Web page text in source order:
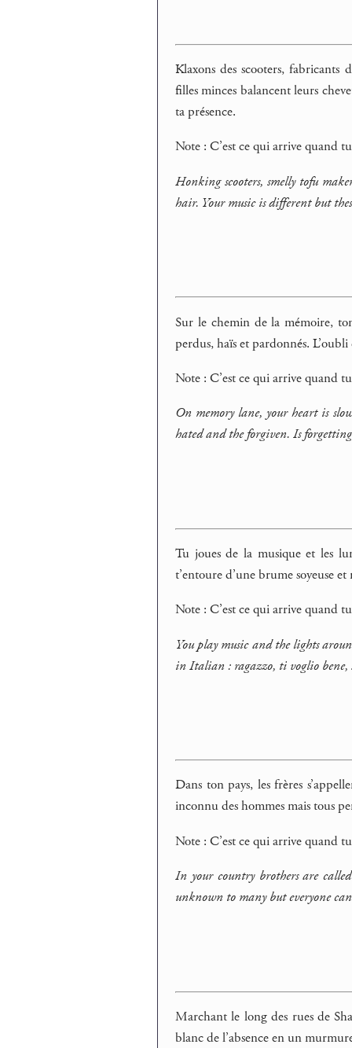
Klaxons des scooters,
filles minces balancent leurs
ta présence.
Note : C’est ce qui arrive quand
Honking scooters, smelly tofu
hair. Your music is different but
Sur le chemin de la mémoire,
perdus, haïs et pardonnés.
Note : C’est ce qui arrive quand
On memory lane, your heart is
hated and the forgiven. Is
Tu joues de la musique et les
t’entoure d’une brume soyeuse
Note : C’est ce qui arrive quand
You play music and the lights
in Italian : ragazzo, ti voglio bene,
Dans ton pays, les frères
inconnu des hommes mais tous
Note : C’est ce qui arrive quand
In your country brothers are
unknown to many but everyone
Marchant le long des rues de
blanc de l’absence en un